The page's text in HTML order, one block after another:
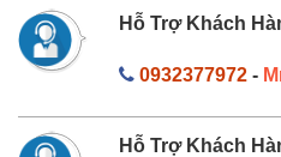
Hỗ Trợ Khách
0932377972-
Hỗ Trợ Khách